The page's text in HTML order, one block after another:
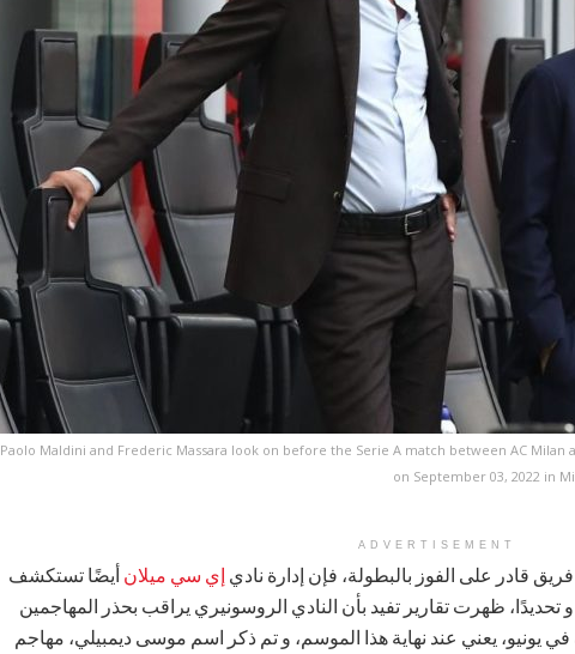
Paolo Maldini and Frederic Massara look on before the Serie A match between AC Milan
on September 03, 2022 in
ADVERTISEMENT
قادر على الفوز بالبطولة، فإن إدارة نادي إي سي ميلان أيضًا تستكشف
ظهرت تقارير تفيد بأن النادي الروسونيري يراقب بحذر المهاجمين
في يونيو، يعني عند نهاية هذا الموسم، و تم ذكر اسم موسى ديمبيلي، مهاجم